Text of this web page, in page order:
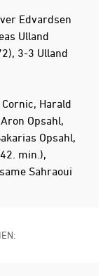
Edvardsen
Ulland
3-3 Ulland
Harald
Opsahl,
Opsahl,
min.),
Sahraoui